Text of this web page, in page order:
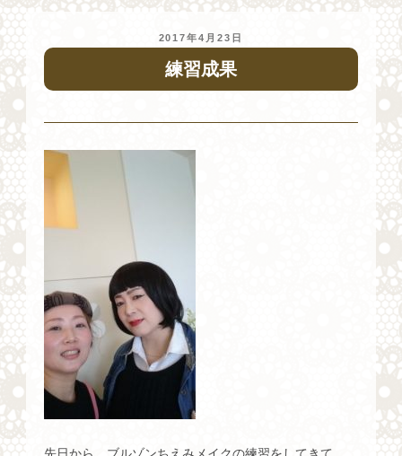
投
日:
2017年4月23日
練習成果